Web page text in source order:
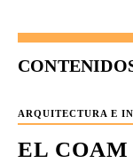
ARQUITECTURA E
EL